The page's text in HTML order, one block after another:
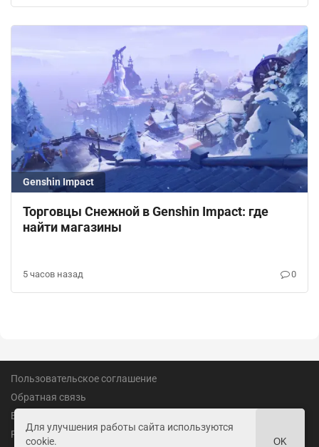
Genshin Impact
Торговцы Снежной в Genshin Impact: где
найти магазины
5 часов назад 0
Для улучшения работы сайта используются
cookie.
OK
Пользовательское соглашение
Обратная связь
Вакансии
Реклама